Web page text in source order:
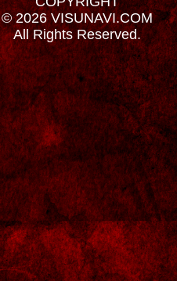
© 2026 VISUNAVI.COM
All Rights Reserved.